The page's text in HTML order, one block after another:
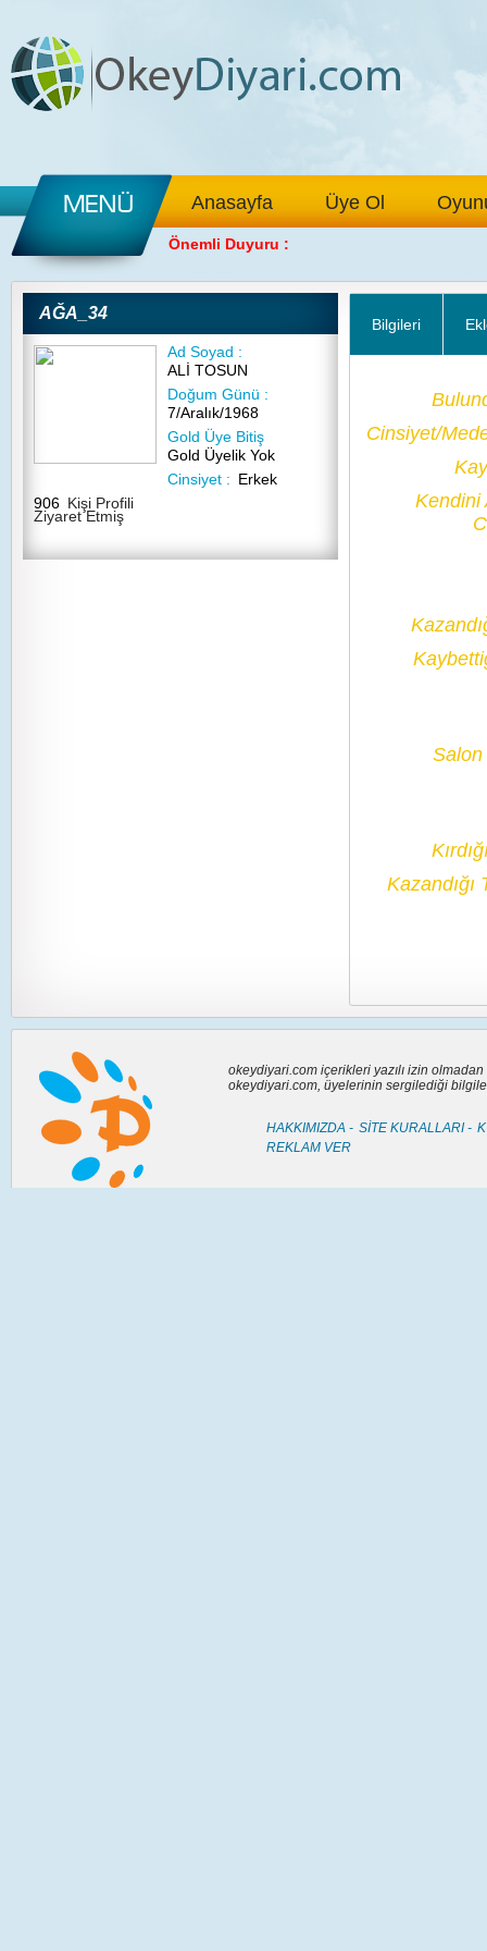
Anasayfa Üye Ol
Önemli Duyuru :
AĞA_34
Ad Soyad :
ALİ TOSUN
Doğum Günü :
7/Aralık/1968
Gold Üye Bitiş
Gold Üyelik Yok
Cinsiyet : Erkek
906 Kişi Profili
Ziyaret Etmiş
Bilgileri
Cinsiyet/
Kendini
Kazandığı
okeydiyari.com içerikleri yazılı izin
okeydiyari.com, üyelerinin sergilediği
HAKKIMIZDA - SİTE KURALLARI -
REKLAM VER